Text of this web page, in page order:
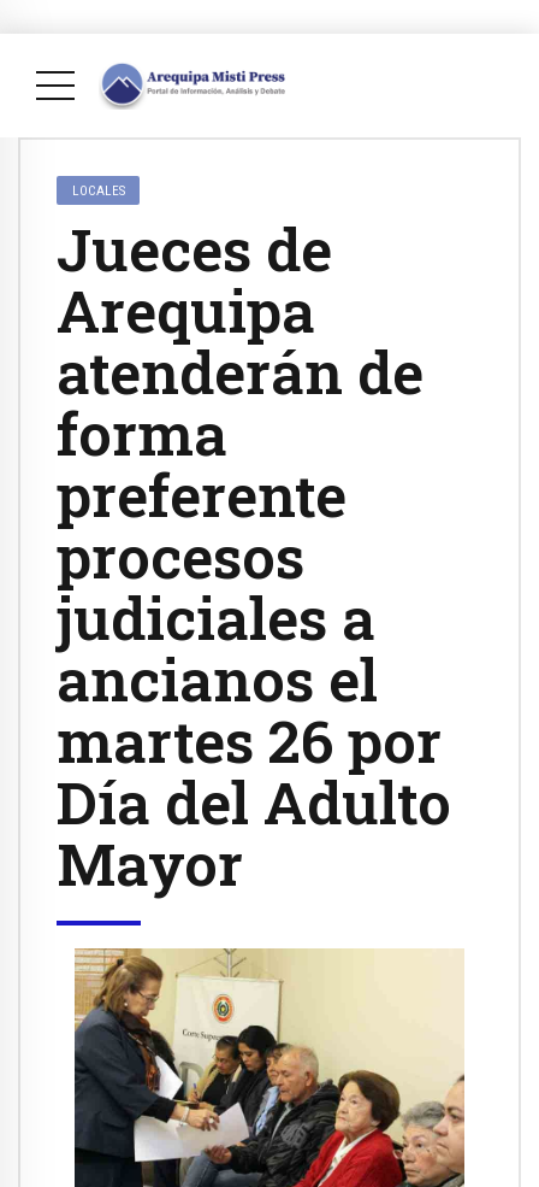
LOCALES
Jueces de
Arequipa
atenderán de
forma
preferente
procesos
judiciales a
ancianos el
martes 26 por
Día del Adulto
Mayor